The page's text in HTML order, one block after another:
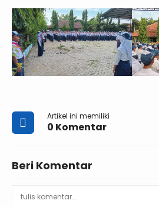
Artikel ini memiliki
0 Komentar
Beri Komentar